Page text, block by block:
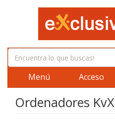
Menú Acceso
Ordenadores KvX